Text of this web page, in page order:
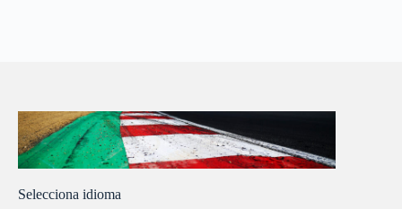
Selecciona idioma